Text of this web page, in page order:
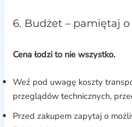
6. Budżet – pamiętaj
Cena łodzi to nie wszystko.
Weź pod uwagę koszty
przeglądów technicznych,
Przed zakupem zapytaj o